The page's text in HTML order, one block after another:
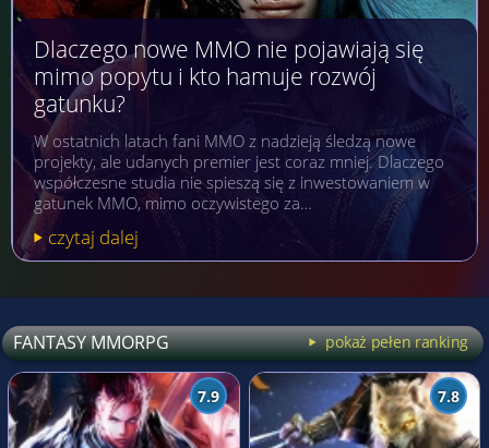
Dlaczego nowe MMO nie pojawiają się
mimo popytu i kto hamuje rozwój
gatunku?
W ostatnich latach fani MMO z nadzieją śledzą nowe
projekty, ale udanych premier jest coraz mniej. Dlaczego
współczesne studia nie spieszą się z inwestowaniem w
gatunek MMO, mimo oczywistego za…
czytaj dalej
FANTASY MMORPG pokaż pełen ranking
7.9 7.8